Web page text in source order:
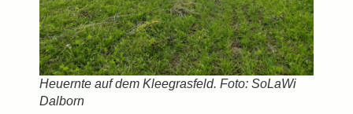
Heuernte auf dem Kleegrasfeld. Foto: SoLaWi
Dalborn